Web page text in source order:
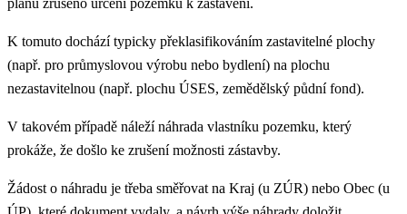
plánu zrušeno určení pozemku k zastavění.
K tomuto dochází typicky překlasifikováním zastavitelné plochy
(např. pro průmyslovou výrobu nebo bydlení) na plochu
nezastavitelnou (např. plochu ÚSES, zemědělský půdní fond).
V takovém případě náleží náhrada vlastníku pozemku, který
prokáže, že došlo ke zrušení možnosti zástavby.
Žádost o náhradu je třeba směřovat na Kraj (u ZÚR) nebo Obec (u